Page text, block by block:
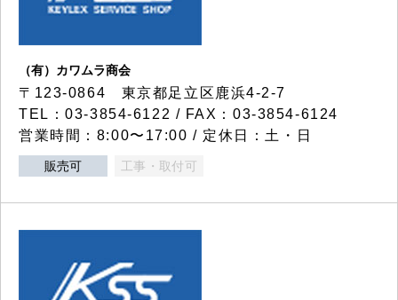
（有）カワムラ商会
〒123-0864 東京都足立区鹿浜4-2-7
TEL：03-3854-6122 / FAX：03-3854-6124
営業時間：8:00〜17:00 / 定休日：土・日
販売可 工事・取付可